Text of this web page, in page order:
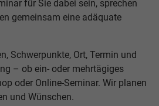
für Sie dabei sein, sprechen
gemeinsam eine adäquate
Schwerpunkte, Ort, Termin und
– ob ein- oder mehrtägiges
oder Online-Seminar. Wir planen
und Wünschen.